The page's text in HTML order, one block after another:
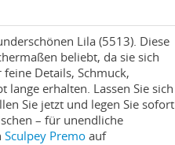
Lila (5513). Diese
beliebt, da sie sich
Details, Schmuck,
erhalten. Lassen Sie sich
Sie jetzt und legen Sie sofort
– für unendliche
Sculpey Premo auf